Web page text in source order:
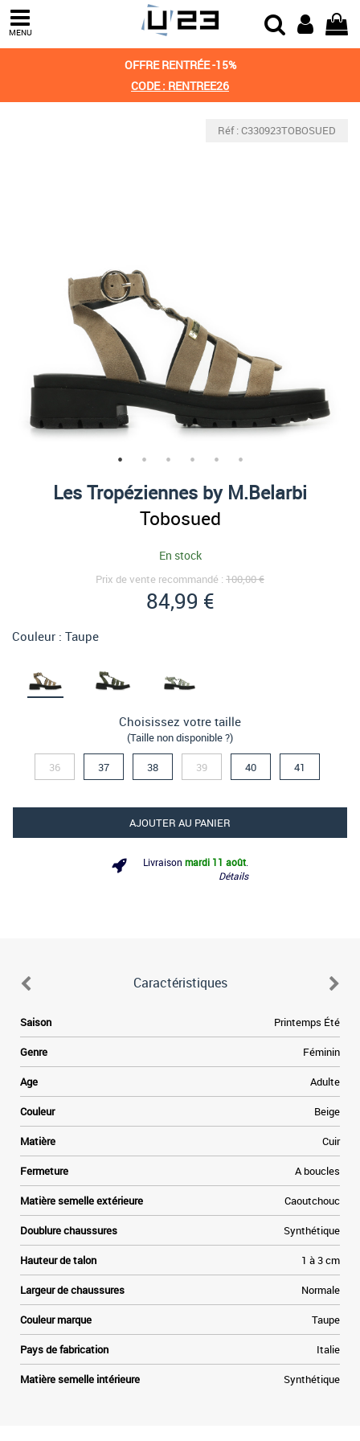
MENU
OFFRE RENTRÉE -15%
CODE : RENTREE26
Réf : C330923TOBOSUED
Les Tropéziennes by M.Belarbi
Tobosued
En stock
Prix de vente recommandé : 100,00 €
84,99 €
Couleur : Taupe
Choisissez votre taille
(Taille non disponible ?)
36 37 38 39 40 41
AJOUTER AU PANIER
Livraison mardi 11 août
Détails
Caractéristiques
Saison Printemps Été
Genre Féminin
Age Adulte
Couleur Beige
Matière Cuir
Fermeture A boucles
Matière semelle extérieure Caoutchouc
Doublure chaussures Synthétique
Hauteur de talon 1 à 3 cm
Largeur de chaussures Normale
Couleur marque Taupe
Pays de fabrication Italie
Matière semelle intérieure Synthétique